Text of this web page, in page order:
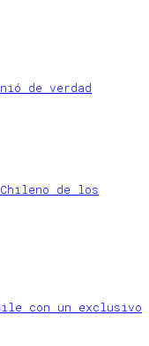
de verdad
de los
con un exclusivo